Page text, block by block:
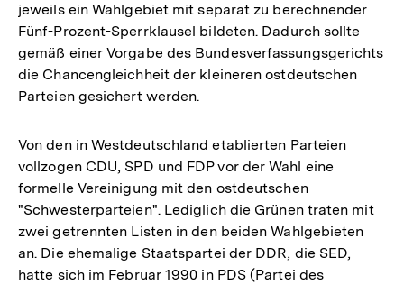
jeweils ein Wahlgebiet mit separat zu berechnender
Fünf-Prozent-Sperrklausel bildeten. Dadurch sollte
gemäß einer Vorgabe des Bundesverfassungsgerichts
die Chancengleichheit der kleineren ostdeutschen
Parteien gesichert werden.
Von den in Westdeutschland etablierten Parteien
vollzogen CDU, SPD und FDP vor der Wahl eine
formelle Vereinigung mit den ostdeutschen
"Schwesterparteien". Lediglich die Grünen traten mit
zwei getrennten Listen in den beiden Wahlgebieten
an. Die ehemalige Staatspartei der DDR, die SED,
hatte sich im Februar 1990 in PDS (Partei des